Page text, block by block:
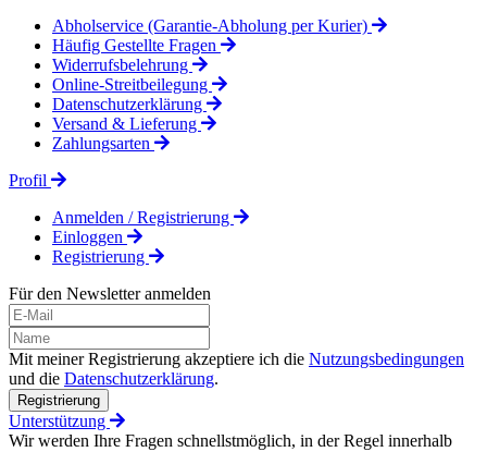
Abholservice (Garantie-Abholung per Kurier)
Häufig Gestellte Fragen
Widerrufsbelehrung
Online-Streitbeilegung
Datenschutzerklärung
Versand & Lieferung
Zahlungsarten
Profil
Anmelden / Registrierung
Einloggen
Registrierung
Für den Newsletter anmelden
Mit meiner Registrierung akzeptiere ich die Nutzungsbedingungen
und die Datenschutzerklärung.
Registrierung
Unterstützung
Wir werden Ihre Fragen schnellstmöglich, in der Regel innerhalb